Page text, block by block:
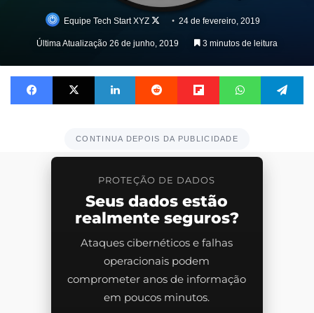
Equipe Tech Start XYZ
Follow24 de fevereiro, 2019
Última Atualização 26 de junho, 2019 3 minutos de leitura
Facebook X Linkedin Reddit Flipboard WhatsApp
CONTINUA DEPOIS DA PUBLICIDADE
PROTEÇÃO DE DADOS
Seus dados estão
realmente seguros?
Ataques cibernéticos e falhas
operacionais podem
comprometer anos de informação
em poucos minutos.